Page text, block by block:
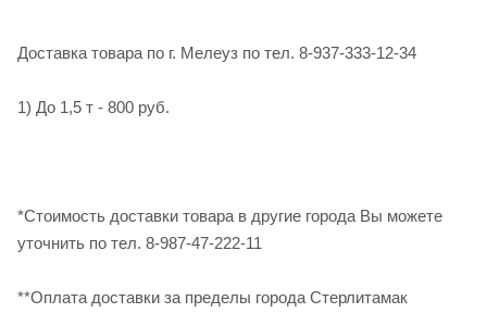
Доставка товара по г. Мелеуз по тел. 8-937-333-12-34
1) До 1,5 т - 800 руб.
*Стоимость доставки товара в другие города Вы можете
уточнить по тел. 8-987-47-222-11
**Оплата доставки за пределы города Стерлитамак